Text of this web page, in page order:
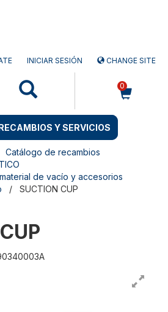
INICIAR SESIÓN CHANGE SITE
0
Y SERVICIOS
Catálogo de recambios
de vacío y accesorios
SUCTION CUP